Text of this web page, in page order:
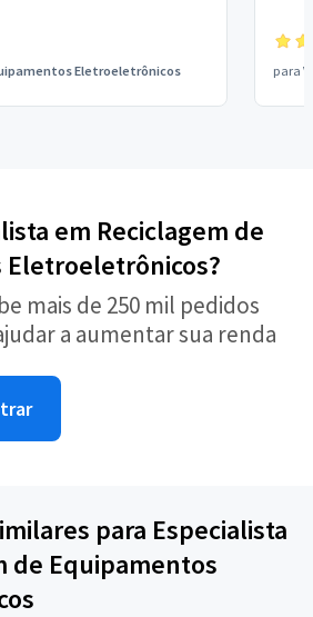
Eletroeletrônicos para
em Reciclagem de
Eletroeletrônicos?
mais de 250 mil pedidos
a aumentar sua renda
para Especialista
de Equipamentos